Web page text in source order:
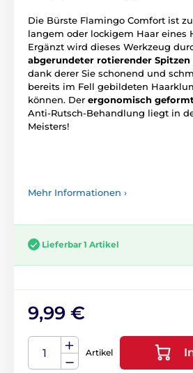
Die Bürste Flamingo Comfort ist
langem oder lockigem Haar eines
Ergänzt wird dieses Werkzeug
abgerundeter rotierender Spitzen
dank derer Sie schonend und
bereits im Fell gebildeten
können. Der ergonomisch
Anti-Rutsch-Behandlung liegt in
Meisters!
Mehr Informationen ›
Lieferbar 1 Artikel
9,99 €
Artikel